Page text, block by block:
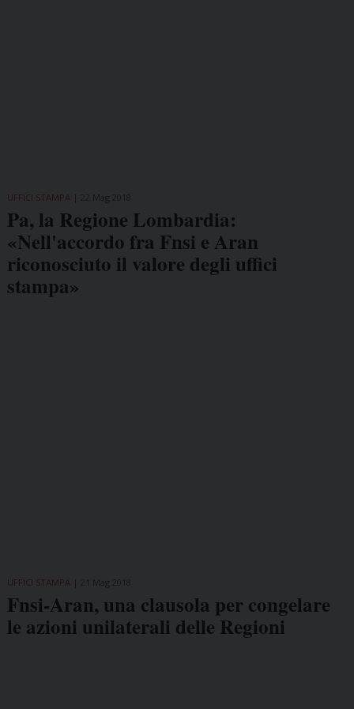
UFFICI STAMPA
Pa, la Regione Lombardia:
«Nell'accordo fra Fnsi e Aran
riconosciuto il valore degli uffici
stampa»
UFFICI STAMPA
Fnsi-Aran, una clausola per congelare
le azioni unilaterali delle Regioni